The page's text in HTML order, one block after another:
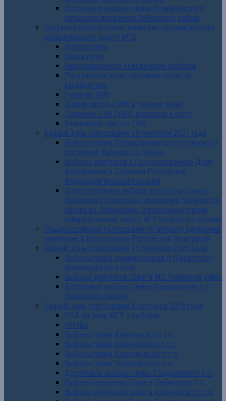
Досрочные выборы главы Отважненского
сельского поселения Лабинского района
Окружная избирательная комиссия одномандатного
избирательного округа №12
Избирателям
Кандидатам
Информационное обеспечение выборов
Поступление и расходование средств
кандидатами
Решения ОИК
График работы ОИК и горячая линия
Перечень ТИК (УИК) входящих в округ
Взаимодействие со СМИ
Единый день голосования 19 сентября 2021 года
Выборы главы Первосинюхинского сельского
поселения Лабинского района
Выборы депутатов в Государственную Думу
Федерального Собрания Российской
Федерации восьмого созыва
Дополнительные выборы депутатов Совета
Лабинского городского поселения Лабинского
района по Лабинскому четырехмандатному
избирательному округу № 3 четвертого созыва
Общероссийское голосование по вопросу одобрения
изменений в Конструкцию Российской Федерации
Единый день голосования 13 сентября 2020 года
Выборы главы администрации (губернатора)
Краснодарского края
Выборы депутатов Совета МО Лабинский район
Досрочные выборы главы Харьковского с.п.
Лабинского района
Единый день голосования 8 сентября 2019 года
НПА органов МСУ о выборах
Уставы
Выборы главы Ахметовского с.п.
Выборы главы Вознесенского с.п.
Выборы главы Каладжинского с.п.
Выборы главы Упорненского с.п.
Досрочные выборы главы Сладковского с.п.
Выборы депутатов Совета Лабинского г.п.
Выборы депутатов Совета Ахметовского с.п.